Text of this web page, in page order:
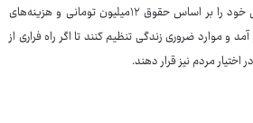
نیز لازم است فقط یک ماه زندگی خود را بر اساس حقوق ۱۲میلیون تومانی و هزینه‌های
و موارد ضروری زندگی تنظیم کنند تا اگر راه فراری از
مردم نیز قرار دهند.